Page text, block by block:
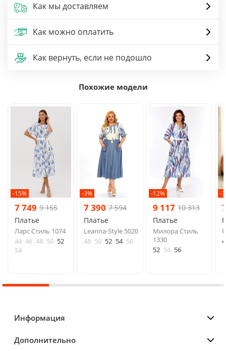
Как мы доставляем
Как можно оплатить
Как вернуть, если не подошло
Похожие модели
-15%
7 749 9 155
Платье
Ларс Стиль 1074
44 46 48 50 52
54
-3%
7 390 7 594
Платье
Leanna-Style 5020
48 50 52 54 56
-12%
9 117 10 313
Платье
Милора Стиль
1330
52 54 56
-
Информация
Дополнительно